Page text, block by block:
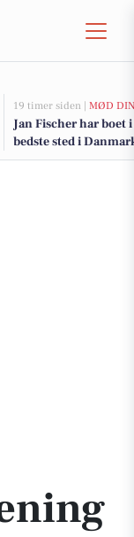
19 timer siden | MØD
Jan Fischer har boet
bedste sted i
for